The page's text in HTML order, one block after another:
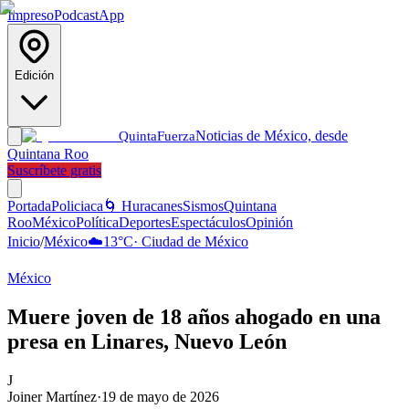
ImpresoPodcastApp
Edición
QuintaFuerzaNoticias de México, desde
Quintana Roo
Suscríbete gratis
PortadaPoliciaca 🌀 HuracanesSismosQuintana
RooMéxicoPolíticaDeportesEspectáculosOpinión
Inicio/México☁️13°C· Ciudad de México
México
Muere joven de 18 años ahogado en una
presa en Linares, Nuevo León
J
Joiner Martínez·19 de mayo de 2026